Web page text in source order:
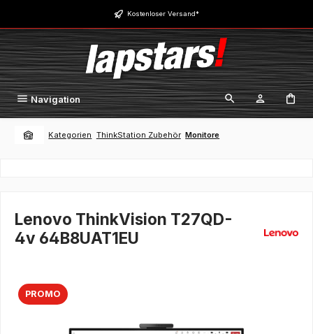
Zum Hauptinhalt springen Kostenloser Versand*
Navigation
Kategorien ThinkStation Zubehör Monitore
Lenovo ThinkVision T27QD-
4v 64B8UAT1EU
PROMO
Bildergalerie überspringen